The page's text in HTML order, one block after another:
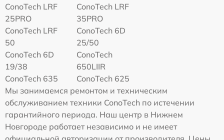
ConoTech LRF
25PRO
ConoTech LRF
35PRO
ConoTech LRF
50
ConoTech 6D
25/50
ConoTech 6D
19/38
ConoTech
650LIIR
ConoTech 635
ConoTech 625
Мы занимаемся ремонтом и техническим
обслуживанием техники ConoTech по истечении
гарантийного периода. Наш центр в Нижнем
Новгороде работает независимо и не имеет